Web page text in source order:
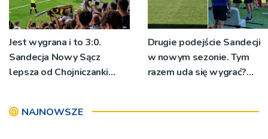
Jest wygrana i to 3:0.
Sandecja Nowy Sącz
lepsza od Chojniczanki
Drugie podejście Sandecji
w nowym sezonie. Tym
razem uda się wygrać?
NAJNOWSZE